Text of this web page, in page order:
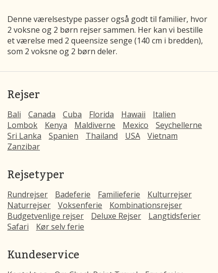
Denne værelsestype passer også godt til familier, hvor
2 voksne og 2 børn rejser sammen. Her kan vi bestille
et værelse med 2 queensize senge (140 cm i bredden),
som 2 voksne og 2 børn deler.
Rejser
Bali Canada Cuba Florida Hawaii
Italien
Lombok
Kenya Maldiverne Mexico
Seychellerne
Sri Lanka
Spanien Thailand USA
Vietnam
Zanzibar
Rejsetyper
Rundrejser Badeferie Familieferie
Kulturrejser
Naturrejser
Voksenferie
Kombinationsrejser
Budgetvenlige rejser
Deluxe Rejser
Langtidsferier
Safari
Kør selv ferie
Kundeservice